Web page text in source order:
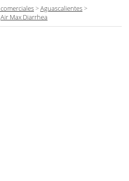
>Aguascalientes>
Air Max Diarrhea